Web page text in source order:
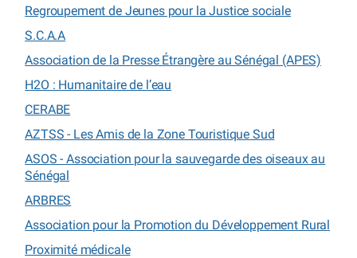
Regroupement de Jeunes pour la Justice sociale
S.C.A.A
Association de la Presse Étrangère au Sénégal (APES)
H2O : Humanitaire de l’eau
CERABE
AZTSS - Les Amis de la Zone Touristique Sud
ASOS - Association pour la sauvegarde des oiseaux au
Sénégal
ARBRES
Association pour la Promotion du Développement Rural
Proximité médicale